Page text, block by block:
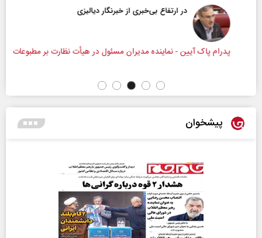
در ارتفاع بی‌خبری از خبرنگار دیالیزی
پدرام پاک آیین - نماینده مدیران مسئول در هیأت نظارت بر مطبوعات
پیشخوان